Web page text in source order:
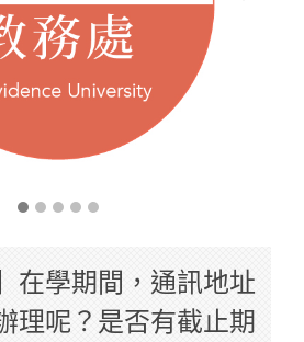
在學期間，通訊地址
理呢？是否有截止期